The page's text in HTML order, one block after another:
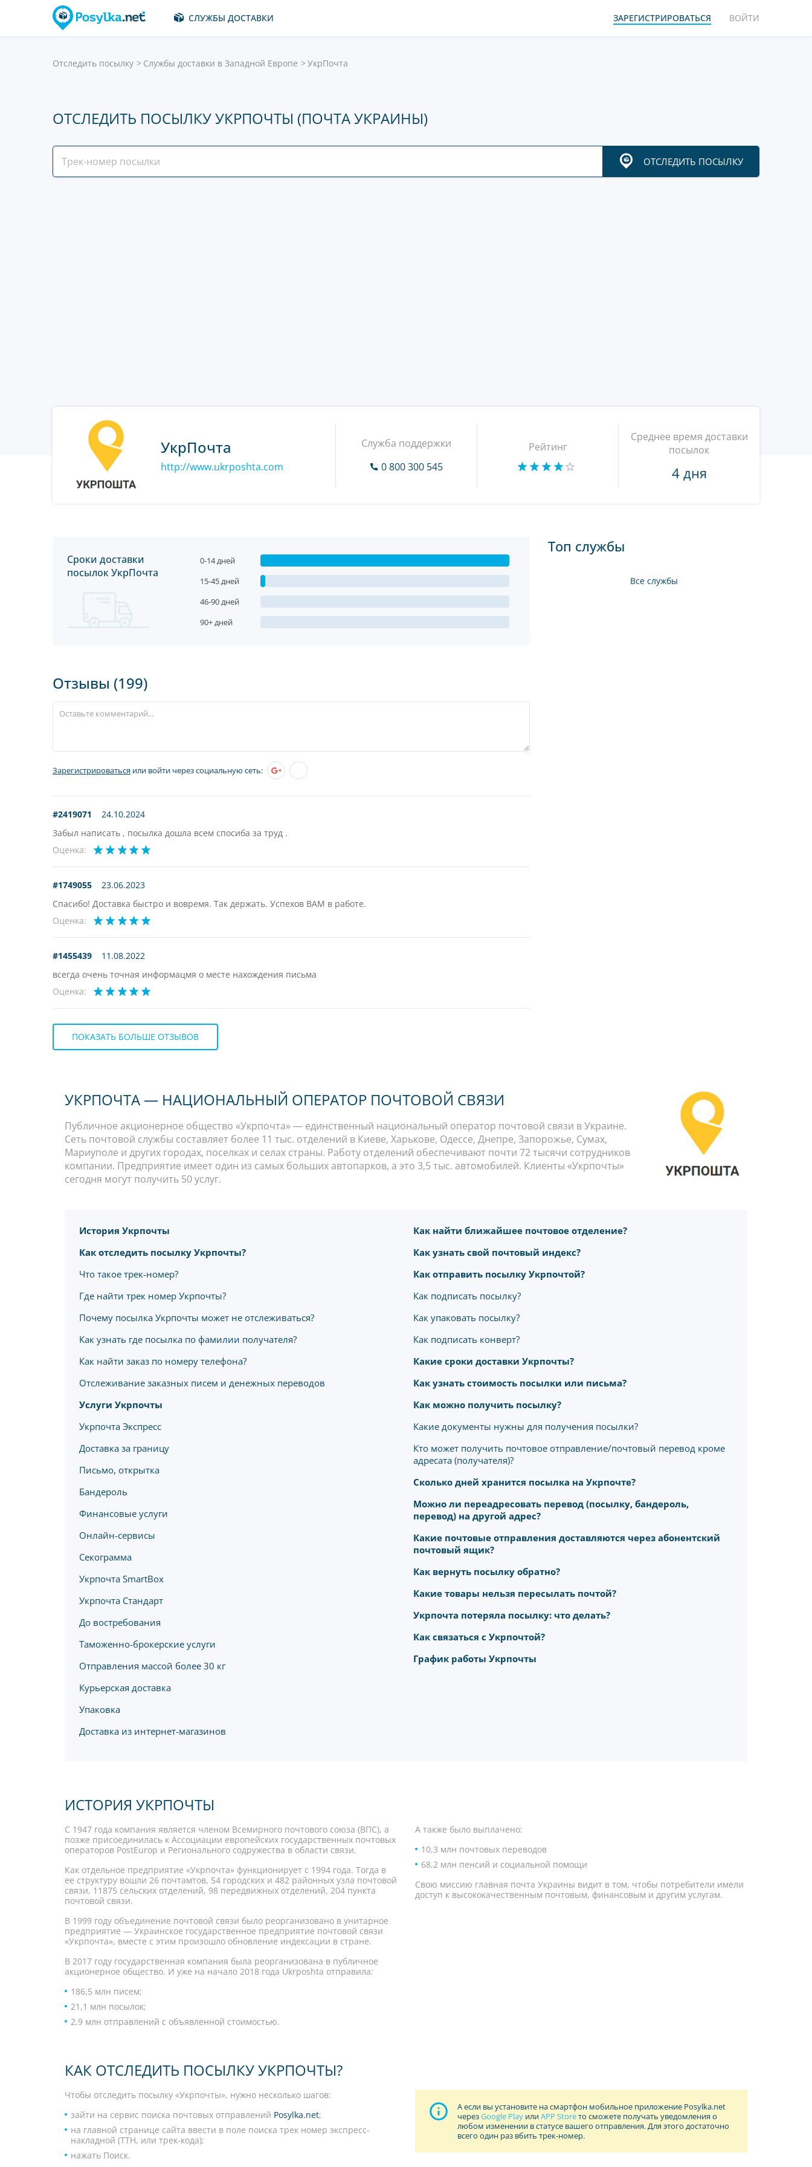
СЛУЖБЫ ДОСТАВКИ ЗАРЕГИСТРИРОВАТЬСЯ ВОЙТИ
Отследить посылку Службы доставки в Западной Европе УкрПочта
ОТСЛЕДИТЬ ПОСЫЛКУ УКРПОЧТЫ (ПОЧТА УКРАИНЫ)
ОТСЛЕДИТЬ ПОСЫЛКУ
УкрПочта
http://www.ukrposhta.com
Служба поддержки
0 800 300 545
Рейтинг
Среднее время доставки
посылок
4 дня
Сроки доставки
посылок УкрПочта
0-14 дней
15-45 дней
46-90 дней
90+ дней
Отзывы (199)
Зарегистрироваться или войти через социальную сеть:
#2419071
24.10.2024
Забыл написать , посылка дошла всем спосиба за труд .
Оценка:
#1749055
23.06.2023
Спасибо! Доставка быстро и вовремя. Так держать. Успехов ВАМ в работе.
Оценка:
#1455439
11.08.2022
всегда очень точная информацмя о месте нахождения письма
Оценка:
ПОКАЗАТЬ БОЛЬШЕ ОТЗЫВОВ
Топ службы
Все службы
УКРПОЧТА — НАЦИОНАЛЬНЫЙ ОПЕРАТОР ПОЧТОВОЙ СВЯЗИ
Публичное акционерное общество «Укрпочта» — единственный национальный оператор почтовой связи в Украине.
Сеть почтовой службы составляет более 11 тыс. отделений в Киеве, Харькове, Одессе, Днепре, Запорожье, Сумах,
Мариуполе и других городах, поселках и селах страны. Работу отделений обеспечивают почти 72 тысячи сотрудников
компании. Предприятие имеет один из самых больших автопарков, а это 3,5 тыс. автомобилей. Клиенты «Укрпочты»
сегодня могут получить 50 услуг.
История Укрпочты
Как отследить посылку Укрпочты?
Что такое трек-номер?
Где найти трек номер Укрпочты?
Почему посылка Укрпочты может не отслеживаться?
Как узнать где посылка по фамилии получателя?
Как найти заказ по номеру телефона?
Отслеживание заказных писем и денежных переводов
Услуги Укрпочты
Укрпочта Экспресс
Доставка за границу
Письмо, открытка
Бандероль
Финансовые услуги
Онлайн-сервисы
Секограмма
Укрпочта SmartBox
Укрпочта Стандарт
До востребования
Таможенно-брокерские услуги
Отправления массой более 30 кг
Курьерская доставка
Упаковка
Доставка из интернет-магазинов
Как найти ближайшее почтовое отделение?
Как узнать свой почтовый индекс?
Как отправить посылку Укрпочтой?
Как подписать посылку?
Как упаковать посылку?
Как подписать конверт?
Какие сроки доставки Укрпочты?
Как узнать стоимость посылки или письма?
Как можно получить посылку?
Какие документы нужны для получения посылки?
Кто может получить почтовое отправление/почтовый перевод кроме
адресата (получателя)?
Сколько дней хранится посылка на Укрпочте?
Можно ли переадресовать перевод (посылку, бандероль,
перевод) на другой адрес?
Какие почтовые отправления доставляются через абонентский
почтовый ящик?
Как вернуть посылку обратно?
Какие товары нельзя пересылать почтой?
Укрпочта потеряла посылку: что делать?
Как связаться с Укрпочтой?
График работы Укрпочты
ИСТОРИЯ УКРПОЧТЫ
С 1947 года компания является членом Всемирного почтового союза (ВПС), а
позже присоединилась к Ассоциации европейских государственных почтовых
операторов PostEurop и Регионального содружества в области связи.
Как отдельное предприятие «Укрпочта» функционирует с 1994 года. Тогда в
ее структуру вошли 26 почтамтов, 54 городских и 482 районных узла почтовой
связи, 11875 сельских отделений, 98 передвижных отделений, 204 пункта
почтовой связи.
В 1999 году объединение почтовой связи было реорганизовано в унитарное
предприятие — Украинское государственное предприятие почтовой связи
«Укрпочта», вместе с этим произошло обновление индексации в стране.
В 2017 году государственная компания была реорганизована в публичное
акционерное общество. И уже на начало 2018 года Ukrposhta отправила:
186,5 млн писем;
21,1 млн посылок;
2,9 млн отправлений c объявленной стоимостью.
А также было выплачено:
10,3 млн почтовых переводов
68,2 млн пенсий и социальной помощи
Свою миссию главная почта Украины видит в том, чтобы потребители имели
доступ к высококачественным почтовым, финансовым и другим услугам.
КАК ОТСЛЕДИТЬ ПОСЫЛКУ УКРПОЧТЫ?
Чтобы отследить посылку «Укрпочты», нужно несколько шагов:
зайти на сервис поиска почтовых отправлений Posylka.net;
на главной странице сайта ввести в поле поиска трек номер экспресс-
накладной (ТТН, или трек-кода);
нажать Поиск.
А если вы установите на смартфон мобильное приложение Posylka.net
черезGoogle Play илиAPP Storeто сможете получать уведомления о
любом изменении в статусе вашего отправления. Для этого достаточно
всего один раз вбить трек-номер.